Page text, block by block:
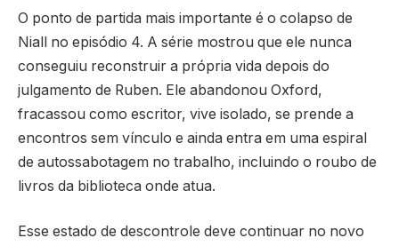
O ponto de partida mais importante é o colapso de
Niall no episódio 4. A série mostrou que ele nunca
conseguiu reconstruir a própria vida depois do
julgamento de Ruben. Ele abandonou Oxford,
fracassou como escritor, vive isolado, se prende a
encontros sem vínculo e ainda entra em uma espiral
de autossabotagem no trabalho, incluindo o roubo de
livros da biblioteca onde atua.
Esse estado de descontrole deve continuar no novo